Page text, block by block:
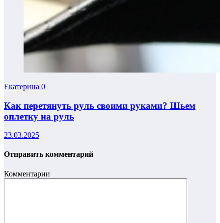
Екатерина 0
Как перетянуть руль своими руками? Шьем
оплетку на руль
23.03.2025
Отправить комментарий
Комментарии